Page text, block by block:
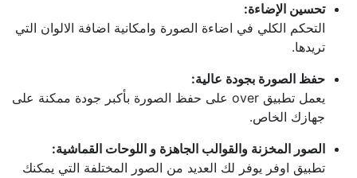
تحسين الإضاءة:
التحكم الكلي في اضاءة الصورة وامكانية اضافة الالوان التي
تريدها.
حفظ الصورة بجودة عالية:
يعمل تطبيق over على حفظ الصورة بأكبر جودة ممكنة على
جهازك الخاص.
الصور المخزنة والقوالب الجاهزة و اللوحات القماشية:
تطبيق اوفر يوفر لك العديد من الصور المختلفة التي يمكنك